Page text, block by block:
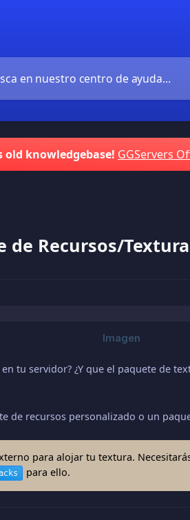
old knowledgebase! GGServers
Recursos/
tu servidor? ¿Y que el paquete de
de recursos personalizado o un
para alojar tu textura.
para ello.